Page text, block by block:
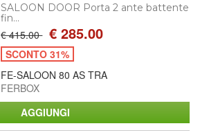
SALOON DOOR Porta 2 ante battente
fin...
€ 415.00 € 285.00
SCONTO 31%
FE-SALOON 80 AS TRA
FERBOX